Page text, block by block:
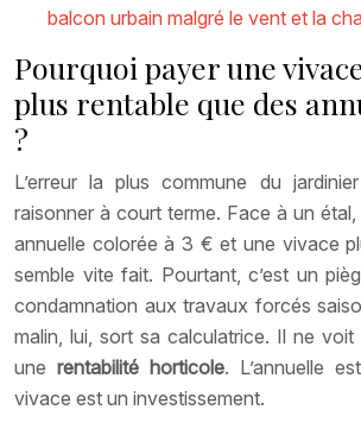
balcon urbain malgré le vent et la
Pourquoi payer une
plus rentable que des
?
L’erreur la plus commune du
raisonner à court terme. Face à un
annuelle colorée à 3 € et une vivace
semble vite fait. Pourtant, c’est un
condamnation aux travaux forcés
malin, lui, sort sa calculatrice. Il ne
une rentabilité horticole. L’annuelle
vivace est un investissement.